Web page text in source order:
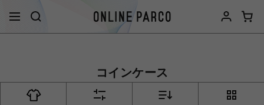
コインケース